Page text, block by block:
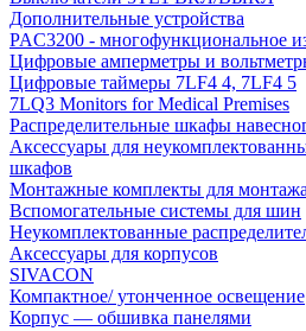
Дополнительные устройства
PAC3200 - многофункциональное
Цифровые амперметры и
Цифровые таймеры 7LF4 4, 7LF4 5
7LQ3 Monitors for Medical Premises
Распределительные шкафы
Аксессуары для
шкафов
Монтажные комплекты для монтажа
Вспомогательные системы для шин
Неукомплектованные
Аксессуары для корпусов
SIVACON
Компактное/ утонченное освещение
Корпус — обшивка панелями